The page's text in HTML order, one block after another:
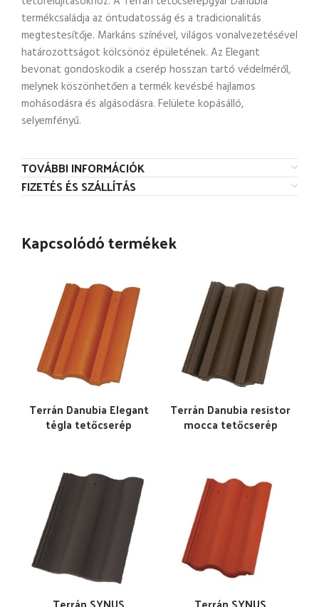
termékcsaládja az öntudatosság és a tradicionalitás
megtestesítője. Markáns színével, világos vonalvezetésével
határozottságot kölcsönöz épületének. Az Elegant
bevonat gondoskodik a cserép hosszan tartó védelméről,
melynek köszönhetően a termék kevésbé hajlamos
mohásodásra és algásodásra. Felülete kopásálló,
selyemfényű.
TOVÁBBI INFORMÁCIÓK
FIZETÉS ÉS SZÁLLÍTÁS
Kapcsolódó termékek
Terrán Danubia Elegant
tégla tetőcserép
Terrán Danubia resistor
mocca tetőcserép